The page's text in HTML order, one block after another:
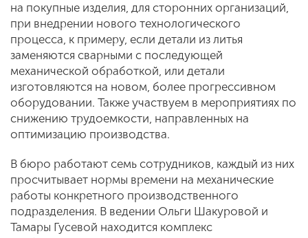
на покупные изделия, для сторонних организаций,
при внедрении нового технологического
процесса, к примеру, если детали из литья
заменяются сварными с последующей
механической обработкой, или детали
изготовляются на новом, более прогрессивном
оборудовании. Также участвуем в мероприятиях по
снижению трудоемкости, направленных на
оптимизацию производства.
В бюро работают семь сотрудников, каждый из них
просчитывает нормы времени на механические
работы конкретного производственного
подразделения. В ведении Ольги Шакуровой и
Тамары Гусевой находится комплекс